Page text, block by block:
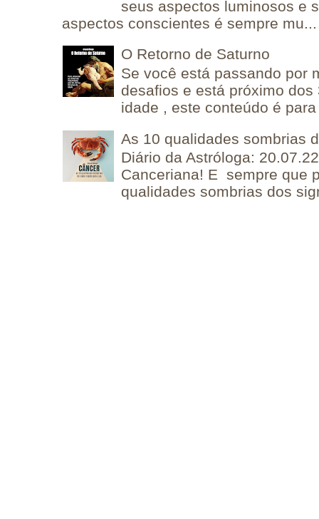
seus aspectos luminosos e
aspectos conscientes é sempre mu...
O Retorno de Saturno
Se você está passando por
desafios e está próximo
idade , este conteúdo é
As 10 qualidades sombrias
Diário da Astróloga:
Canceriana! E sempre que
qualidades sombrias dos